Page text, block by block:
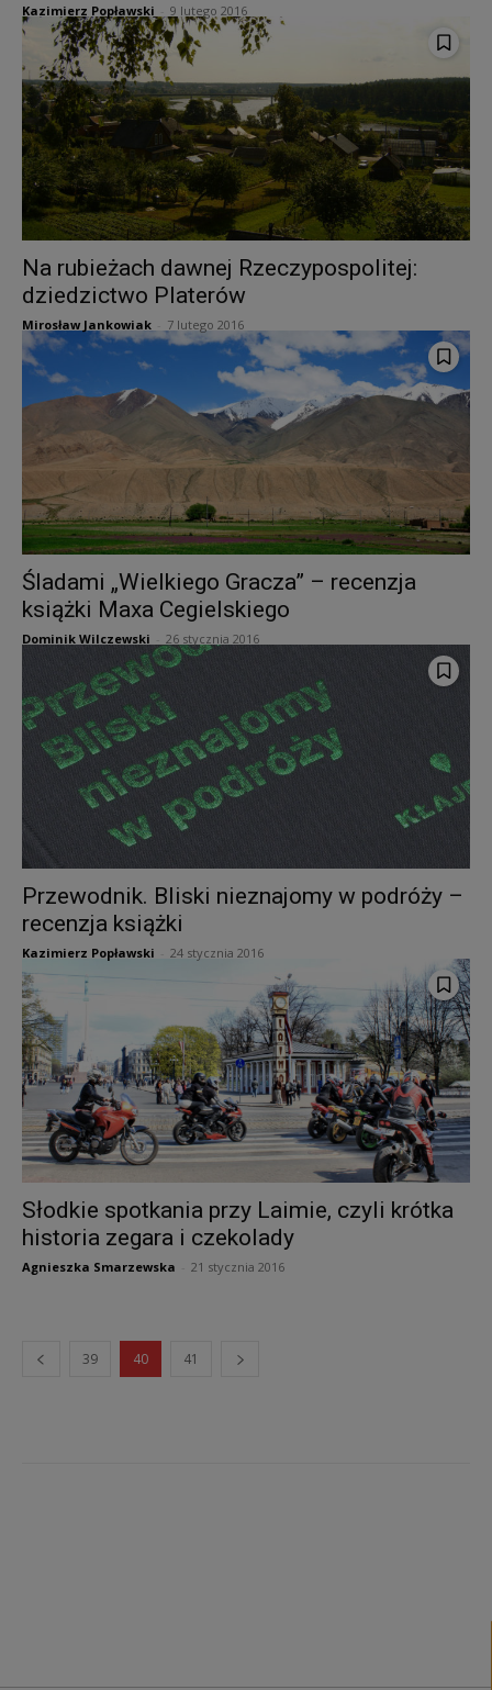
Kazimierz Popławski 9 lutego 2016
Na rubieżach dawnej Rzeczypospolitej:
dziedzictwo Platerów
Mirosław Jankowiak 7 lutego 2016
Śladami „Wielkiego Gracza” – recenzja
książki Maxa Cegielskiego
Dominik Wilczewski 26 stycznia 2016
Przewodnik. Bliski nieznajomy w podróży –
recenzja książki
Kazimierz Popławski 24 stycznia 2016
Słodkie spotkania przy Laimie, czyli krótka
historia zegara i czekolady
Agnieszka Smarzewska 21 stycznia 2016
39 40 41